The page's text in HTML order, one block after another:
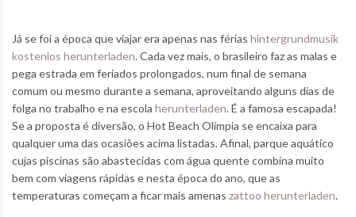
Já se foi a época que viajar era apenas nas férias hintergrundmusik
kostenlos herunterladen. Cada vez mais, o brasileiro faz as malas e
pega estrada em feriados prolongados, num final de semana
comum ou mesmo durante a semana, aproveitando alguns dias de
folga no trabalho e na escola herunterladen. É a famosa escapada!
Se a proposta é diversão, o Hot Beach Olímpia se encaixa para
qualquer uma das ocasiões acima listadas. Afinal, parque aquático
cujas piscinas são abastecidas com água quente combina muito
bem com viagens rápidas e nesta época do ano, que as
temperaturas começam a ficar mais amenas zattoo herunterladen.